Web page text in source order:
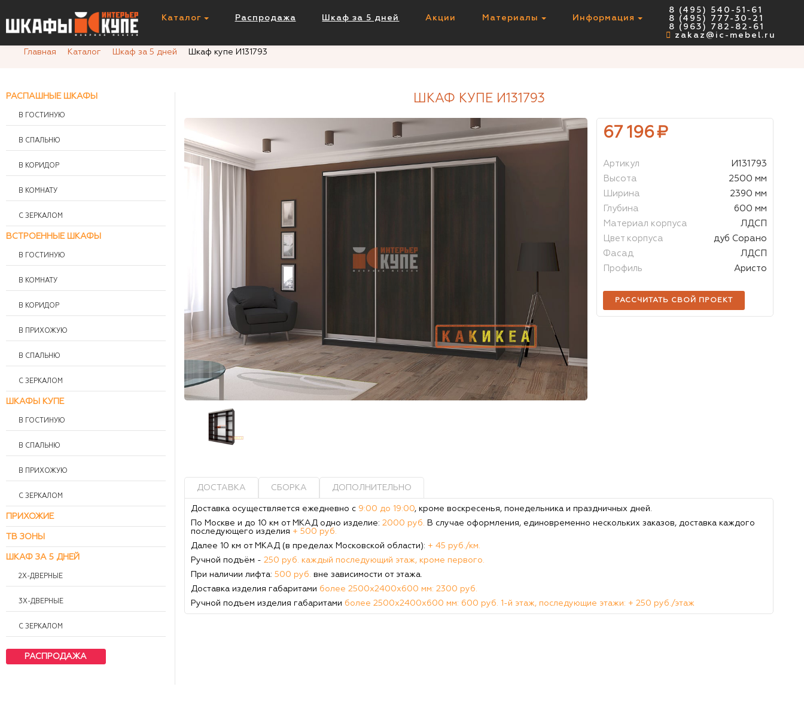
Каталог Распродажа Шкаф за 5 дней Акции Материалы Информация
8 (495) 540-51-61
8 (495) 777-30-21
8 (963) 782-82-61
zakaz@ic-mebel.ru
Главная
Каталог Шкаф за 5 дней Шкаф купе И131793
ШКАФ КУПЕ И131793
67 196₽
Артикул
И131793
Высота
2500 мм
Ширина
2390 мм
Глубина
600 мм
Материал корпуса
ЛДСП
Цвет корпуса
дуб Сорано
Фасад
ЛДСП
Профиль
Аристо
РАССЧИТАТЬ СВОЙ ПРОЕКТ
ДОСТАВКА СБОРКА ДОПОЛНИТЕЛЬНО
Доставка осуществляется ежедневно с 9:00 до 19:00, кроме воскресенья, понедельника и праздничных дней.
По Москве и до 10 км от МКАД одно изделие: 2000 руб. В случае оформления, единовременно нескольких заказов, доставка каждого
последующего изделия + 500 руб.
Далее 10 км от МКАД (в пределах Московской области): + 45 руб./км.
Ручной подъём - 250 руб. каждый последующий этаж, кроме первого.
При наличии лифта: 500 руб. вне зависимости от этажа.
Доставка изделия габаритами более 2500х2400х600 мм: 2300 руб.
Ручной подъем изделия габаритами более 2500х2400х600 мм: 600 руб. 1-й этаж, последующие этажи: + 250 руб./этаж
Шкаф купе И131793
РАСПАШНЫЕ ШКАФЫ
В ГОСТИНУЮ
В СПАЛЬНЮ
В КОРИДОР
В КОМНАТУ
С ЗЕРКАЛОМ
ВСТРОЕННЫЕ ШКАФЫ
В ГОСТИНУЮ
В КОМНАТУ
В КОРИДОР
В ПРИХОЖУЮ
В СПАЛЬНЮ
С ЗЕРКАЛОМ
ШКАФЫ КУПЕ
В ГОСТИНУЮ
В СПАЛЬНЮ
В ПРИХОЖУЮ
С ЗЕРКАЛОМ
ПРИХОЖИЕ
ТВ ЗОНЫ
ШКАФ ЗА 5 ДНЕЙ
2Х-ДВЕРНЫЕ
3Х-ДВЕРНЫЕ
С ЗЕРКАЛОМ
РАСПРОДАЖА